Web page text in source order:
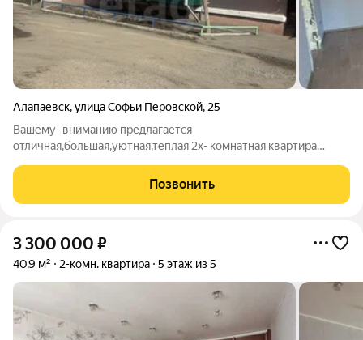
Алапаевск,улица Софьи Перовской, 25
Вашему -вниманию предлагается
отличная,большая,уютная,теплая 2х- комнатная квартира
4х этажном доме. ПЛАНИРОВКА: - две просторные комната; -
Кухня; - Прихожая; - Ванная комната-( совмещена с
Позвонить
3 300 000 ₽
40,9 м² 2-комн. квартира 5 этаж из 5